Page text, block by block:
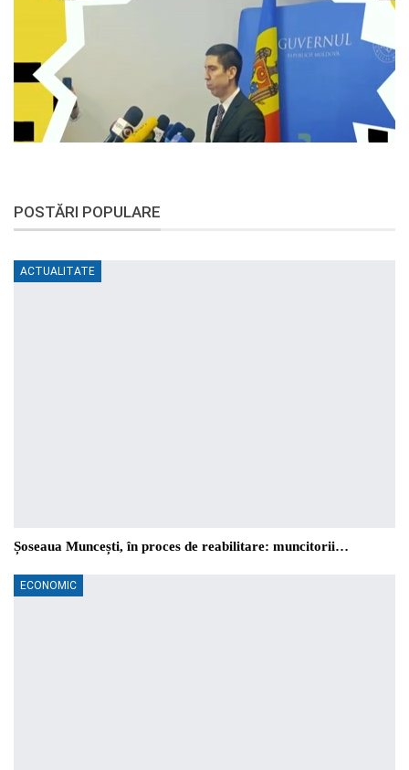
POSTĂRI POPULARE
ACTUALITATE
Șoseaua Muncești, în proces de reabilitare: muncitorii…
ECONOMIC